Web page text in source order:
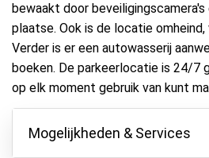
bewaakt door
plaatse. Ook is de locatie
Verder is er een autowasserij
boeken. De parkeerlocatie is 24/7
op elk moment gebruik van kunt
Mogelijkheden & Services